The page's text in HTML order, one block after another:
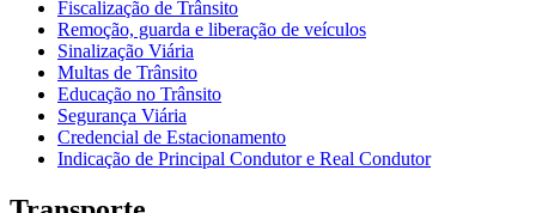
Fiscalização de Trânsito
Remoção, guarda e liberação de veículos
Sinalização Viária
Multas de Trânsito
Educação no Trânsito
Segurança Viária
Credencial de Estacionamento
Indicação de Principal Condutor e Real Condutor